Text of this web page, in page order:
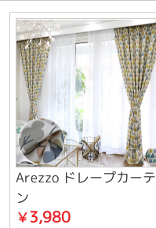
Arezzo ドレープカーテ
ン
￥3,980